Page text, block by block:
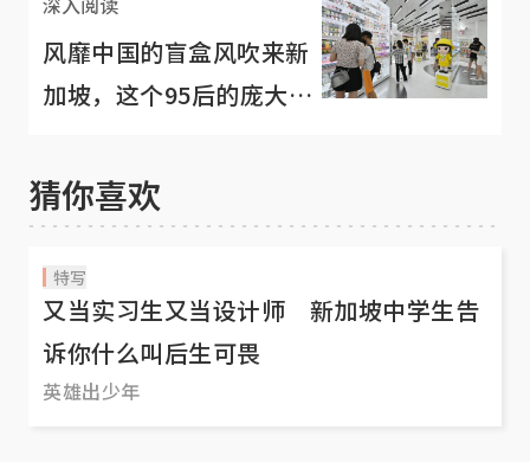
风靡中国的盲盒风吹来新
加坡，这个95后的庞大市
猜你喜欢
特写
又当实习生又当设计师 新加坡中学生告
诉你什么叫后生可畏
英雄出少年